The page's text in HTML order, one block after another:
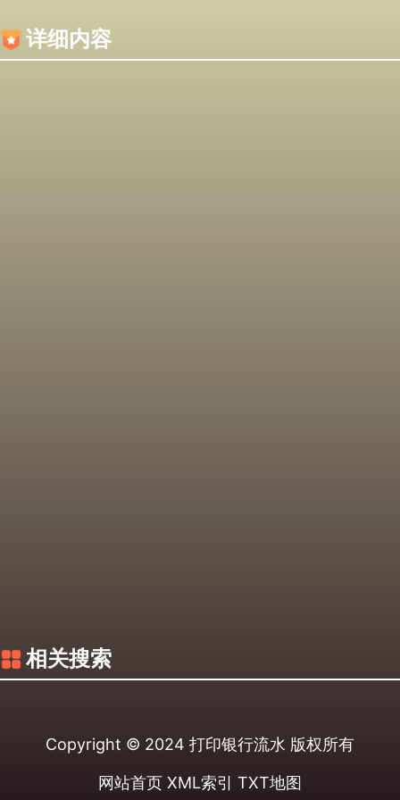
详细内容
相关搜索
Copyright © 2024 打印银行流水 版权所有
网站首页 XML索引 TXT地图